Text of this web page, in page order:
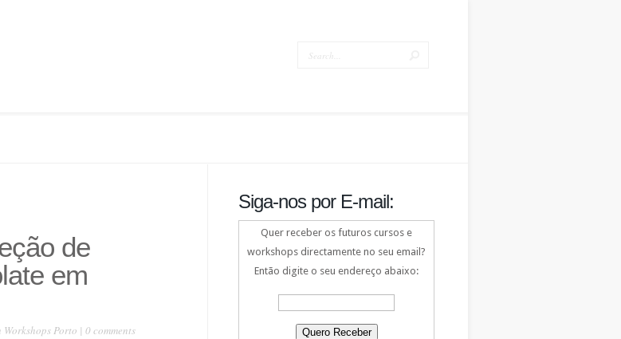
de
em
Workshops Porto | 0 comments
Siga-nos por E-mail:
Quer receber os futuros cursos e
workshops directamente no seu email?
Então digite o seu endereço abaixo: